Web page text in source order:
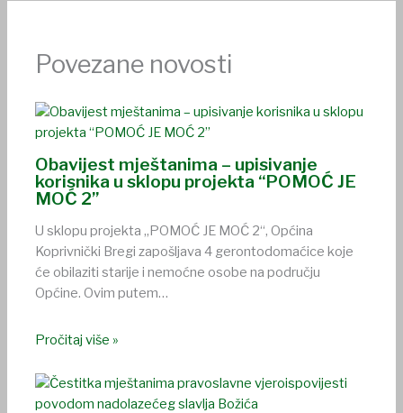
Povezane novosti
Obavijest mještanima – upisivanje
korisnika u sklopu projekta “POMOĆ JE
MOĆ 2”
U sklopu projekta „POMOĆ JE MOĆ 2“, Općina
Koprivnički Bregi zapošljava 4 gerontodomaćice koje
će obilaziti starije i nemoćne osobe na području
Općine. Ovim putem…
Pročitaj više »